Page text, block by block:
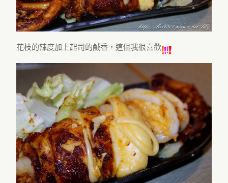
花枝的辣度加上起司的鹹香，這個我很喜歡